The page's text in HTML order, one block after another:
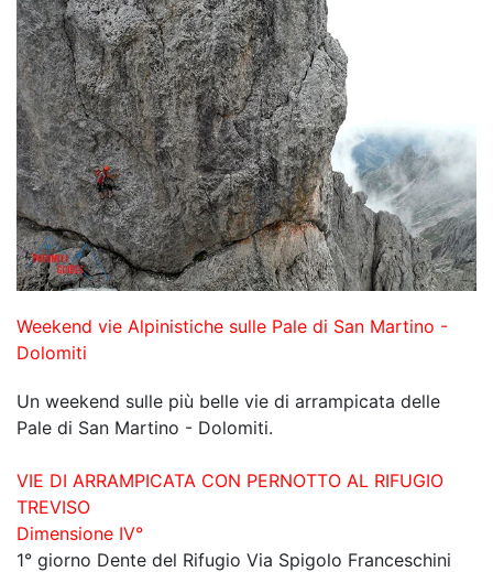
Weekend vie Alpinistiche sulle Pale di San Martino -
Dolomiti
Un weekend sulle più belle vie di arrampicata delle
Pale di San Martino - Dolomiti.
VIE DI ARRAMPICATA CON PERNOTTO AL RIFUGIO
TREVISO
Dimensione IV°
1° giorno Dente del Rifugio Via Spigolo Franceschini